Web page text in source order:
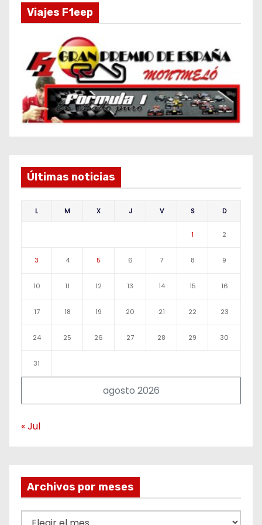
Viajes F1eep
Últimas noticias
agosto 2026
L M X J V S D
1 2
3 4 5 6 7 8 9
10 11 12 13 14 15 16
17 18 19 20 21 22 23
24 25 26 27 28 29 30
31
« Jul
Archivos por meses